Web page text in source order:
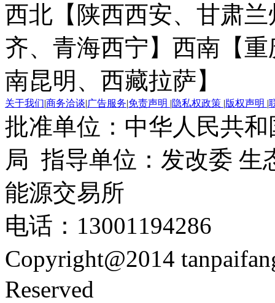
西北【陕西西安、甘肃
齐、青海西宁】 西南【
南昆明、西藏拉萨】
关于我们|商务洽谈|广告服务|免责声明 |隐私权政策 |版权声明 |
批准单位：中华人民共
局 指导单位：发改委 生
能源交易所
电话：13001194286
Copyright@2014
Reserved